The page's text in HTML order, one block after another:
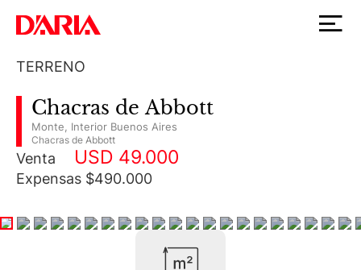
TERRENO
Chacras de Abbott
Monte Interior Buenos Aires
Chacras de Abbott
Venta USD 49.000
Expensas $490.000